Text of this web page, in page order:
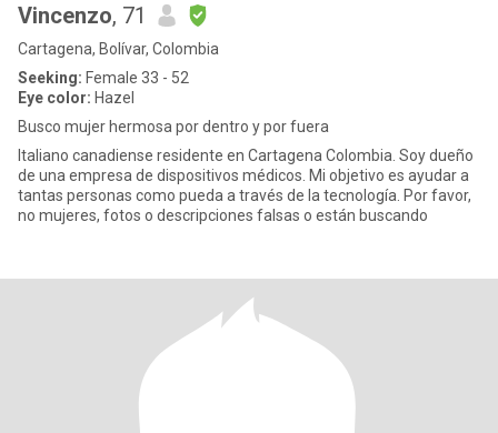
Vincenzo, 71
Cartagena, Bolívar, Colombia
Seeking: Female 33 - 52
Eye color: Hazel
Busco mujer hermosa por dentro y por fuera
Italiano canadiense residente en Cartagena Colombia. Soy dueño
de una empresa de dispositivos médicos. Mi objetivo es ayudar a
tantas personas como pueda a través de la tecnología. Por favor,
no mujeres, fotos o descripciones falsas o están buscando